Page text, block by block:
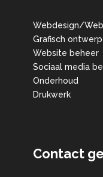
Webdesign/
Grafisch ontwerp
Website beheer
Sociaal media
Onderhoud
Drukwerk
Contact